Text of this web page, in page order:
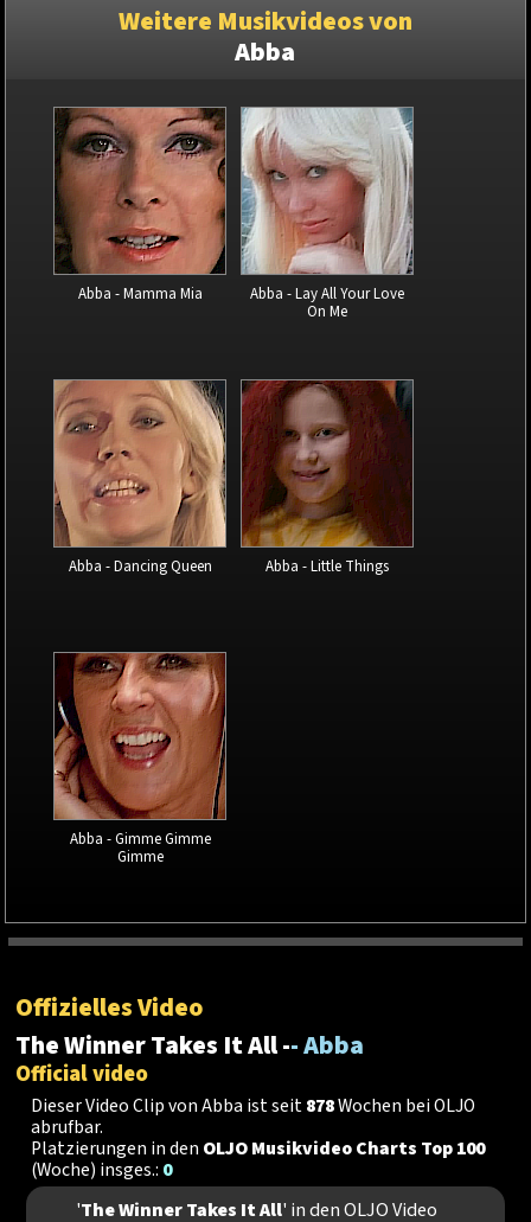
Weitere Musikvideos von
Abba
Abba - Mamma Mia
Abba - Lay All Your Love
On Me
Abba - Dancing Queen Abba - Little Things
Abba - Gimme Gimme
Gimme
Offizielles Video
The Winner Takes It All -- Abba
Official video
Dieser Video Clip von Abba ist seit878Wochen bei OLJO
abrufbar.
Platzierungen in den OLJO Musikvideo Charts Top 100
(Woche) insges.: 0
'The Winner Takes It All' in den OLJO Video